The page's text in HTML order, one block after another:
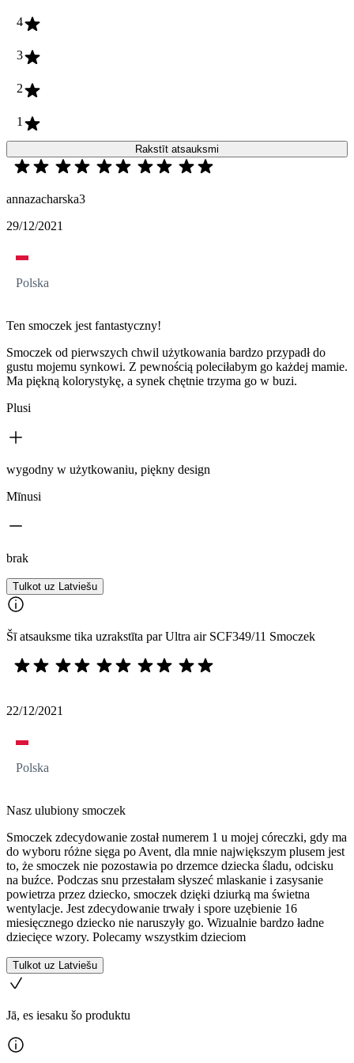
4
3
2
1
Rakstīt atsauksmi
annazacharska3
29/12/2021
Polska
Ten smoczek jest fantastyczny!
Smoczek od pierwszych chwil użytkowania bardzo przypadł do
gustu mojemu synkowi. Z pewnością poleciłabym go każdej mamie.
Ma piękną kolorystykę, a synek chętnie trzyma go w buzi.
Plusi
wygodny w użytkowaniu, piękny design
Mīnusi
brak
Tulkot uz Latviešu
Šī atsauksme tika uzrakstīta par Ultra air SCF349/11 Smoczek
22/12/2021
Polska
Nasz ulubiony smoczek
Smoczek zdecydowanie został numerem 1 u mojej córeczki, gdy ma
do wyboru różne sięga po Avent, dla mnie największym plusem jest
to, że smoczek nie pozostawia po drzemce dziecka śladu, odcisku
na buźce. Podczas snu przestałam słyszeć mlaskanie i zasysanie
powietrza przez dziecko, smoczek dzięki dziurką ma świetna
wentylacje. Jest zdecydowanie trwały i spore uzębienie 16
miesięcznego dziecko nie naruszyły go. Wizualnie bardzo ładne
dziecięce wzory. Polecamy wszystkim dzieciom
Tulkot uz Latviešu
Jā, es iesaku šo produktu